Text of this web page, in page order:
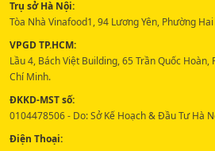
Trụ sở Hà Nội:
Tòa Nhà Vinafood1, 94 Lương Yên, Phường
VPGD TP.HCM:
Lầu 4, Bách Việt Building, 65 Trần Quốc Hoàn,
Chí Minh.
ĐKKD-MST số:
0104478506 - Do: Sở Kế Hoạch & Đầu Tư Hà
Điện Thoại: